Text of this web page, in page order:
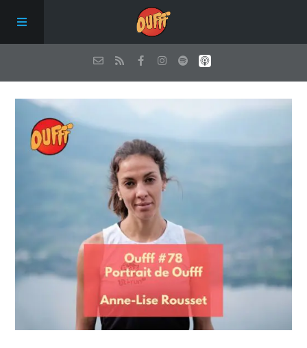
Episodes
Qui sommes nous ?
Les conseils de Oufff
Contact